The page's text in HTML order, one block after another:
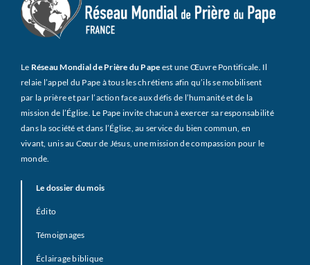
Le Réseau Mondial de Prière du Pape est une Œuvre Pontificale. Il
relaie l’appel du Pape à tous les chrétiens afin qu’ils se mobilisent
par la prière et par l’action face aux défis de l’humanité et de la
mission de l’Église. Le Pape invite chacun à exercer sa responsabilité
dans la société et dans l’Église, au service du bien commun, en
vivant, unis au Cœur de Jésus, une mission de compassion pour le
monde.
Le dossier du mois
Édito
Témoignages
Éclairage biblique